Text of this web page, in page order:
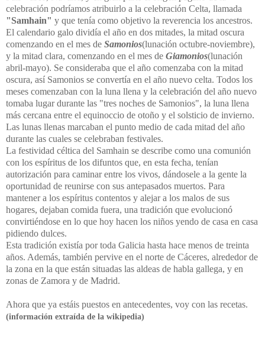
celebración podríamos atribuirlo a la celebración Celta, llamada
"Samhain" y que tenía como objetivo la reverencia los ancestros.
El calendario galo dividía el año en dos mitades, la mitad oscura
comenzando en el mes de Samonios(lunación octubre-noviembre),
y la mitad clara, comenzando en el mes de Giamonios(lunación
abril-mayo). Se consideraba que el año comenzaba con la mitad
oscura, así Samonios se convertía en el año nuevo celta. Todos los
meses comenzaban con la luna llena y la celebración del año nuevo
tomaba lugar durante las "tres noches de Samonios", la luna llena
más cercana entre el equinoccio de otoño y el solsticio de invierno.
Las lunas llenas marcaban el punto medio de cada mitad del año
durante las cuales se celebraban festivales.
La festividad céltica del Samhain se describe como una comunión
con los espíritus de los difuntos que, en esta fecha, tenían
autorización para caminar entre los vivos, dándosele a la gente la
oportunidad de reunirse con sus antepasados muertos. Para
mantener a los espíritus contentos y alejar a los malos de sus
hogares, dejaban comida fuera, una tradición que evolucionó
convirtiéndose en lo que hoy hacen los niños yendo de casa en casa
pidiendo dulces.
Esta tradición existía por toda Galicia hasta hace menos de treinta
años. Además, también pervive en el norte de Cáceres, alrededor de
la zona en la que están situadas las aldeas de habla gallega, y en
zonas de Zamora y de Madrid.
Ahora que ya estáis puestos en antecedentes, voy con las recetas.
(información extraída de la wikipedia)